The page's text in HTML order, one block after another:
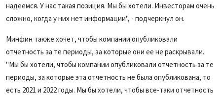
надеемся. У нас такая позиция. Мы бы хотели. Инвесторам очень
сложно, когда у них нет информации", - подчеркнул он.
Минфин также хочет, чтобы компании опубликовали
отчетность за те периоды, за которые они ее не раскрывали.
"Мы бы хотели, чтобы компании опубликовали отчетность за те
периоды, за которые эта отчетность не была опубликована, то
есть 2021 и 2022 годы. Мы бы хотели, чтобы все-таки отчетность